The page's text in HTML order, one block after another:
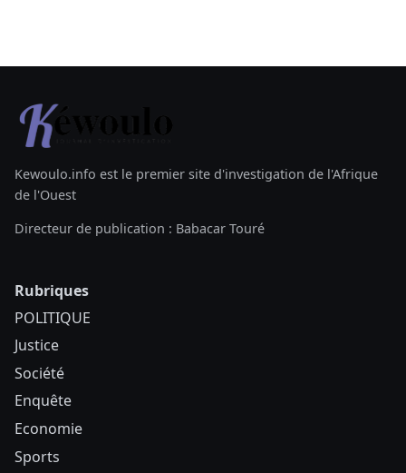
Kewoulo.info est le premier site d'investigation de l'Afrique
de l'Ouest
Directeur de publication : Babacar Touré
Rubriques
POLITIQUE
Justice
Société
Enquête
Economie
Sports